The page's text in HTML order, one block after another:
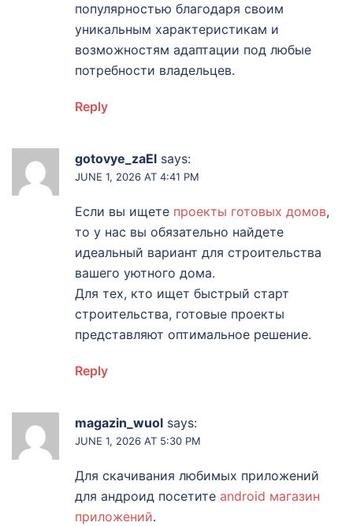
популярностью благодаря своим
уникальным характеристикам и
возможностям адаптации под любые
потребности владельцев.
Reply
gotovye_zaEl says:
JUNE 1, 2026 AT 4:41 PM
Если вы ищете проекты готовых домов,
то у нас вы обязательно найдете
идеальный вариант для строительства
вашего уютного дома.
Для тех, кто ищет быстрый старт
строительства, готовые проекты
представляют оптимальное решение.
Reply
magazin_wuol says:
JUNE 1, 2026 AT 5:30 PM
Для скачивания любимых приложений
для андроид посетите android магазин
приложений.